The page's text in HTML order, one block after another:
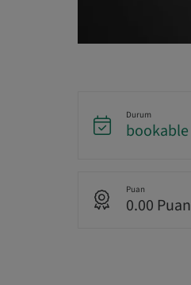
Durum
bookable
Puan
0.00 Puan